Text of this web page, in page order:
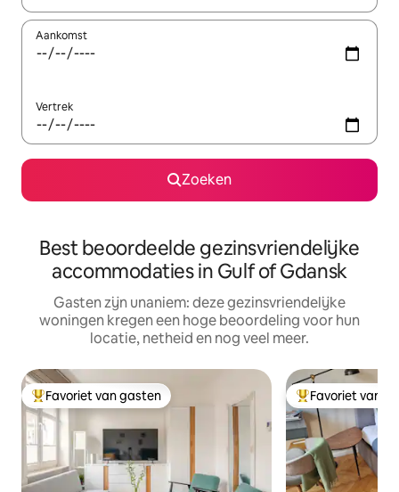
Aankomst
Vertrek
Zoeken
Best beoordeelde gezinsvriendelijke
accommodaties in Gulf of Gdansk
Gasten zijn unaniem: deze gezinsvriendelijke
woningen kregen een hoge beoordeling voor hun
locatie, netheid en nog veel meer.
Topfavoriet van gasten
Favoriet van gasten Topfavoriet van
Favoriet van